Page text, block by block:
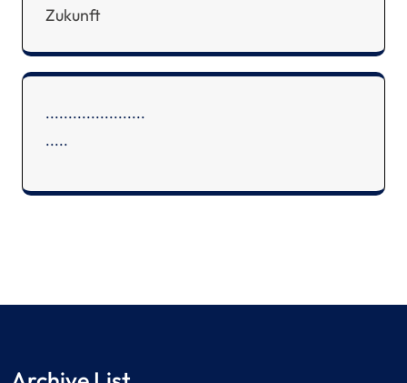
Zukunft
......................
.....